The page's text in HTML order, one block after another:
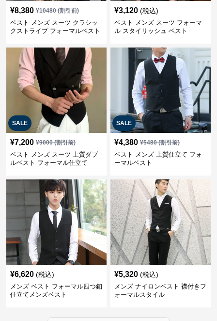
¥8,380 ¥10480(割引前)
ベスト メンズ スーツ クラシッ
クストライプ フォーマルベスト
¥3,120 (税込)
ベスト メンズ スーツ フォーマ
ル スタイリッシュ ベスト
SALE
¥7,200 ¥9000(割引前)
ベスト メンズ スーツ 上質ダブ
ルベスト フォーマル仕立て
SALE
¥4,380 ¥5480(割引前)
ベスト メンズ 上質仕立て フォ
ーマルベスト
¥6,620 (税込)
メンズ ベスト フォーマル四つ釦
仕立てメンズベスト
¥5,320 (税込)
メンズ ナイロンベスト 襟付きフ
ォーマルスタイル